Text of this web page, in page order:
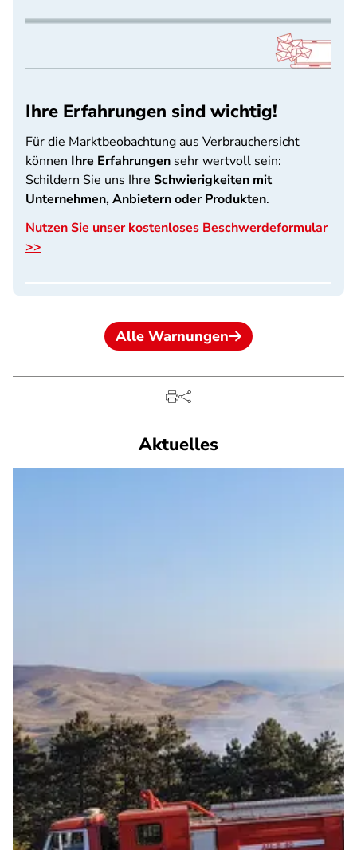
Ihre Erfahrungen sind wichtig!
Für die Marktbeobachtung aus Verbrauchersicht
können Ihre Erfahrungen sehr wertvoll sein:
Schildern Sie uns Ihre Schwierigkeiten mit
Unternehmen, Anbietern oder Produkten.
Nutzen Sie unser kostenloses Beschwerdeformular
>>
Alle Warnungen
Aktuelles